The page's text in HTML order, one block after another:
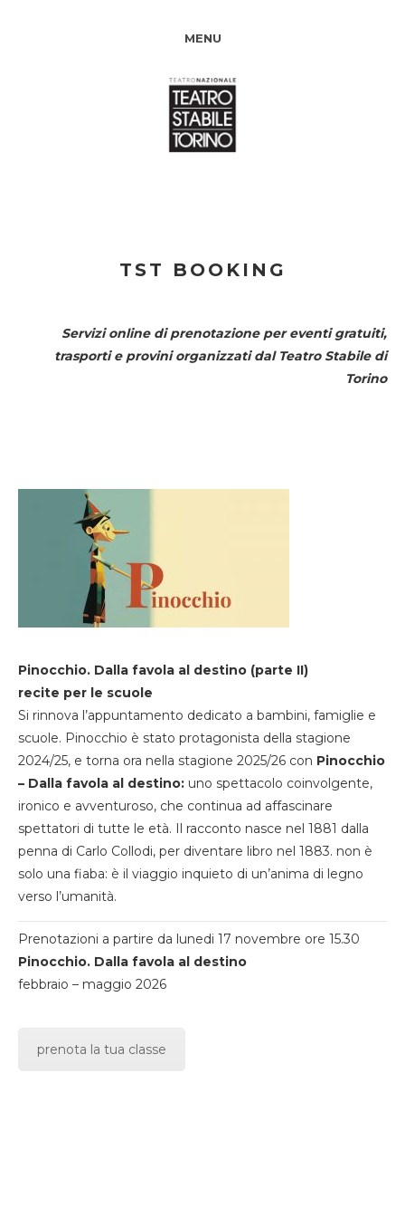
MENU
TST BOOKING
Servizi online di prenotazione per eventi gratuiti,
trasporti e provini organizzati dal Teatro Stabile di
Torino
Pinocchio. Dalla favola al destino (parte II)
recite per le scuole
Si rinnova l’appuntamento dedicato a bambini, famiglie e
scuole. Pinocchio è stato protagonista della stagione
2024/25, e torna ora nella stagione 2025/26 con Pinocchio
– Dalla favola al destino: uno spettacolo coinvolgente,
ironico e avventuroso, che continua ad affascinare
spettatori di tutte le età. Il racconto nasce nel 1881 dalla
penna di Carlo Collodi, per diventare libro nel 1883. non è
solo una fiaba: è il viaggio inquieto di un’anima di legno
verso l’umanità.
Prenotazioni a partire da lunedi 17 novembre ore 15.30
Pinocchio. Dalla favola al destino
febbraio – maggio 2026
prenota la tua classe